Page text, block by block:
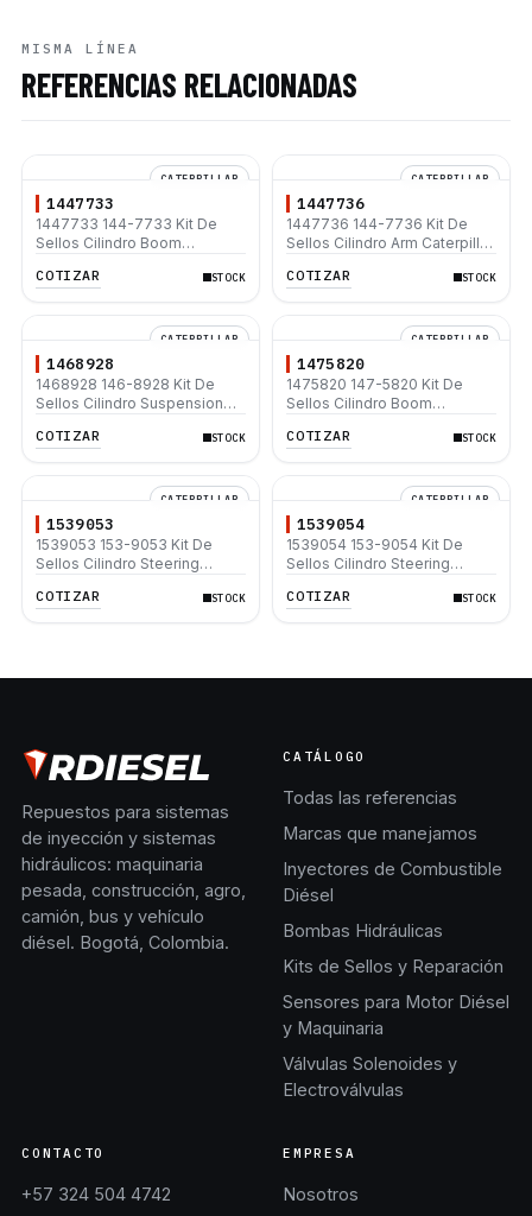
MISMA LÍNEA
REFERENCIAS RELACIONADAS
CATERPILLAR
1447733
1447733 144-7733 Kit De
Sellos Cilindro Boom
EL200B
COTIZAR STOCK
CATERPILLAR
1447736
1447736 144-7736 Kit De
Sellos Cilindro Arm Caterpillar
COTIZAR STOCK
CATERPILLAR
1468928
1468928 146-8928 Kit De
Sellos Cilindro Suspension
COTIZAR STOCK
CATERPILLAR
1475820
1475820 147-5820 Kit De
Sellos Cilindro Boom
318B
COTIZAR STOCK
CATERPILLAR
1539053
1539053 153-9053 Kit De
Sellos Cilindro Steering
COTIZAR STOCK
CATERPILLAR
1539054
1539054 153-9054 Kit De
Sellos Cilindro Steering
428C 436C
COTIZAR STOCK
Repuestos para sistemas
de inyección y sistemas
hidráulicos: maquinaria
pesada, construcción, agro,
camión, bus y vehículo
diésel. Bogotá, Colombia.
CATÁLOGO
Todas las referencias
Marcas que manejamos
Inyectores de Combustible
Diésel
Bombas Hidráulicas
Kits de Sellos y Reparación
Sensores para Motor Diésel
y Maquinaria
Válvulas Solenoides y
Electroválvulas
CONTACTO
+57 324 504 4742
EMPRESA
Nosotros